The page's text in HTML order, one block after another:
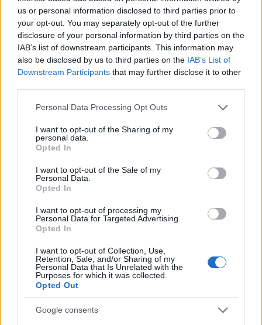
us or personal information disclosed to third parties prior to
your opt-out. You may separately opt-out of the further
disclosure of your personal information by third parties on the
IAB’s list of downstream participants. This information may
also be disclosed by us to third parties on the IAB’s List of
Downstream Participants that may further disclose it to other
Please note that this website/app uses one or more Google
not limited to your visit or usage behaviour. You may click to
grant or deny consent to Google and its third-party tags to
use your data for below specified purposes in below Google
consent section.
Personal Data Processing Opt Outs
I want to opt-out of the Sharing of my
personal data.
Opted In
I want to opt-out of the Sale of my
Personal Data.
Opted In
I want to opt-out of processing my
Personal Data for Targeted Advertising.
Opted In
I want to opt-out of Collection, Use,
Retention, Sale, and/or Sharing of my
Personal Data that Is Unrelated with the
Purposes for which it was collected.
Opted Out
Google consents
jugado 31 partidos, anotando tres goles y dando una
asistencia.
Comunio Euro: el 11 ideal de las semifinales
Italia e Inglaterra disputarán la
gran final de la Euro 2020. Este
semifinales en Comunio Euro.
Aleñá, el siguiente en el alocado mercado de fichajes
Carles Aleñá será el próximo fichaje del Getafe. El conjunto
que no contaba con él. El joven centrocampista ya estuvo
cedido la pasada temporada en el equipo madrileño, donde
disputó todos los partidos desde su llegada en el mercado
de fichajes invernal.